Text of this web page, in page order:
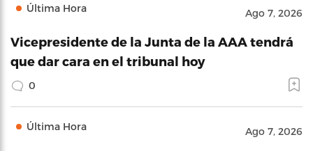
Última Hora Ago 7, 2026
Vicepresidente de la Junta de la AAA tendrá
que dar cara en el tribunal hoy
0
Última Hora Ago 7, 2026